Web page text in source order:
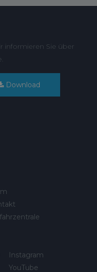
informieren Sie über
Download
Instagram
YouTube